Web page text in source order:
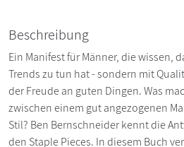
Beschreibung
Ein Manifest für Männer, die wissen,
Trends zu tun hat - sondern mit
der Freude an guten Dingen. Was
zwischen einem gut angezogenen
Stil? Ben Bernschneider kennt die
den Staple Pieces. In diesem Buch